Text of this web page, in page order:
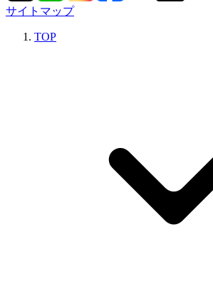
サイトマップ
TOP